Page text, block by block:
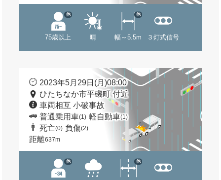
75歳以上
他
晴 幅～5.5m
他
３灯式信号
2023年5月29日(月)08:00
ひたちなか市平磯町 付近
車両相互 小破事故
普通乗用車(1) 軽自動車(1)
死亡(0) 負傷(2)
距離637m
他 他